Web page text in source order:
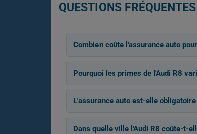
QUESTIONS
Combien coûte l'assurance auto
Pourquoi les primes de l'Audi R8
L'assurance auto est-elle obligatoire
Dans quelle ville l'Audi R8 coûte-t-